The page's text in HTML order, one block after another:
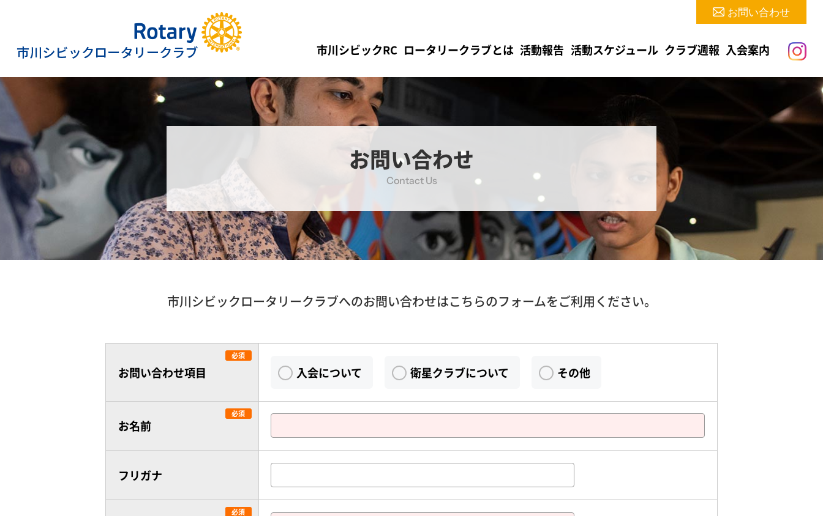
お問い合わせ
市川シビックRC ロータリークラブとは 活動報告 活動スケジュール クラブ週報 入会案内
お問い合わせ
Contact Us
市川シビックロータリークラブへのお問い合わせはこちらのフォームをご利用ください。
お問い合わせ項目 入会について 衛星クラブについて その他
お名前
フリガナ